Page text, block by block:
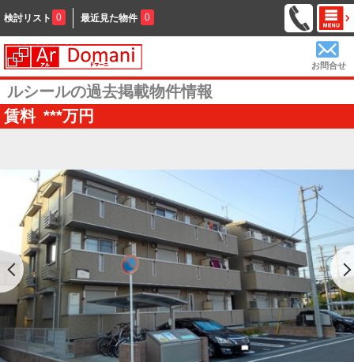
検討リスト 0 最近見た物件 0
お問合せ
ルシールの過去掲載物件情報
賃料 ***万円